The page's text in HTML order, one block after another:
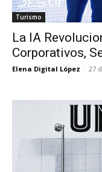
Turismo
La IA
Corporativos,
Elena Digital López - 27